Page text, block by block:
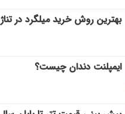
بهترین روش خرید میلگرد در تناژ
ایمپلنت دندان چیست؟